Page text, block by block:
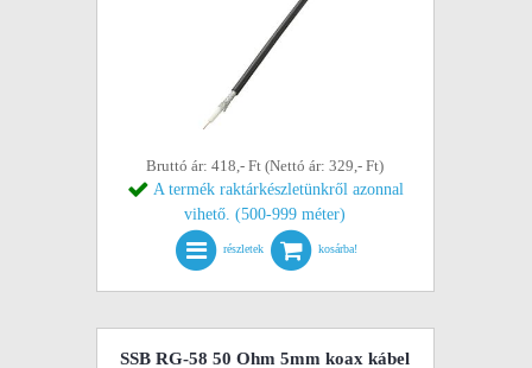
Bruttó ár: 418,- Ft (Nettó ár: 329,- Ft)
A termék raktárkészletünkről azonnal
vihető. (500-999 méter)
részletek kosárba!
SSB RG-58 50 Ohm 5mm koax kábel